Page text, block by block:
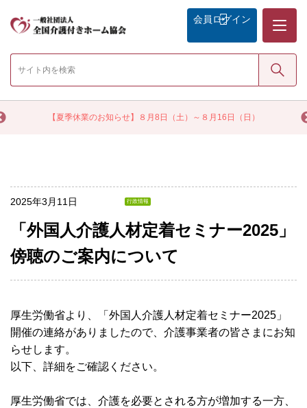
【夏季休業のお知らせ】８月8日（土）～８月16日（日）
会員 ログイン
検索
2025年3月11日 行政情報
「外国人介護人材定着セミナー2025」
傍聴のご案内について
厚生労働省より、「外国人介護人材定着セミナー2025」
開催の連絡がありましたので、介護事業者の皆さまにお知
らせします。
以下、詳細をご確認ください。
厚生労働省では、介護を必要とされる方が増加する一方、